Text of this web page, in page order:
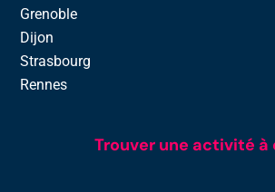
Grenoble
Dijon
Strasbourg
Rennes
Trouver une activité à